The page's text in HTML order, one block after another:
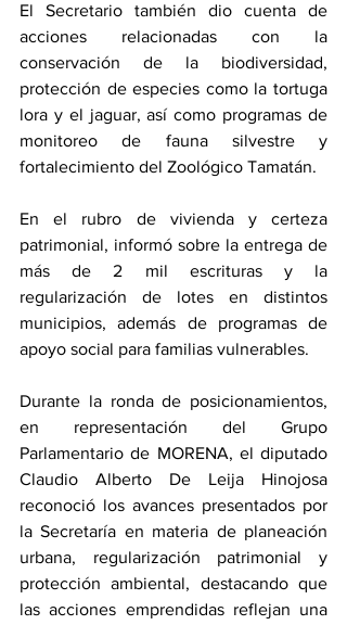
El Secretario también dio cuenta de
acciones relacionadas con la
conservación de la biodiversidad,
protección de especies como la tortuga
lora y el jaguar, así como programas de
monitoreo de fauna silvestre y
fortalecimiento del Zoológico Tamatán.
En el rubro de vivienda y certeza
patrimonial, informó sobre la entrega de
más de 2 mil escrituras y la
regularización de lotes en distintos
municipios, además de programas de
apoyo social para familias vulnerables.
Durante la ronda de posicionamientos,
en representación del Grupo
Parlamentario de MORENA, el diputado
Claudio Alberto De Leija Hinojosa
reconoció los avances presentados por
la Secretaría en materia de planeación
urbana, regularización patrimonial y
protección ambiental, destacando que
las acciones emprendidas reflejan una